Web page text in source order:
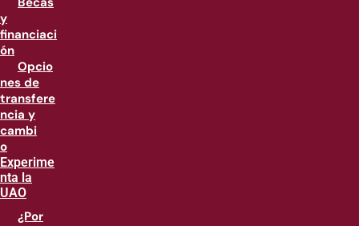
y
financiaci
ón
Opcio
nes de
transfere
ncia y
cambi
o
Experime
nta la
UAO
¿Por